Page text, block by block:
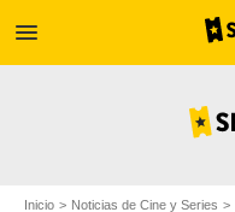
menu
Inicio Noticias de Cine y Series